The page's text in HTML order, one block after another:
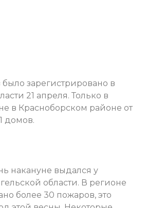
зарегистрировано в
21 апреля. Только в
в Красноборском районе от
домов.
накануне выдался у
области. В регионе
более 30 пожаров, это